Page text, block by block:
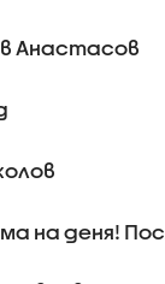
Анастасов
на деня!